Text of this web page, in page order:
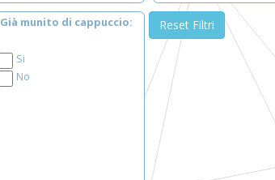
8x8
10x10
7.4x7.4
12x12
3.8
3.85
4
Già munito di cappuccio
Si
No
Reset Filtri